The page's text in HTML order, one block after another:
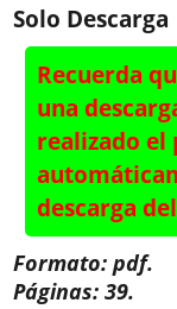
Solo Descarga
Recuerda
una
realizado el
descarga
Formato: pdf.
Páginas: 39.